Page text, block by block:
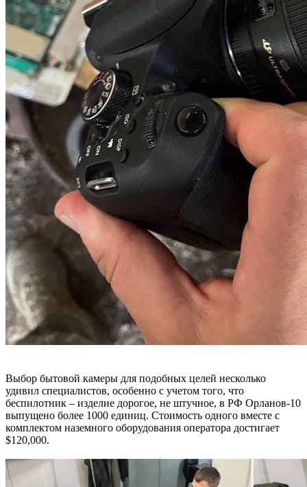
Выбор бытовой камеры для подобных целей несколько
удивил специалистов, особенно с учетом того, что
беспилотник – изделие дорогое, не штучное, в РФ Орланов-10
выпущено более 1000 единиц. Стоимость одного вместе с
комплектом наземного оборудования оператора достигает
$120,000.